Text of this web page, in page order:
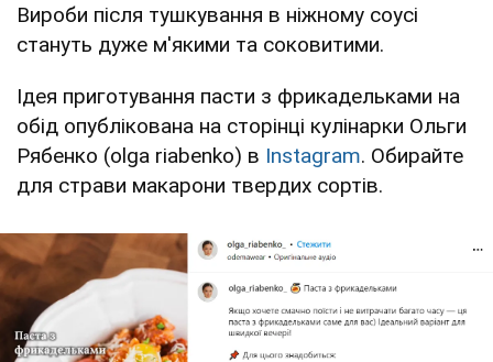
Вироби після тушкування в ніжному соусі
стануть дуже м'якими та соковитими.
Ідея приготування пасти з фрикадельками на
обід опублікована на сторінці кулінарки Ольги
Рябенко (olga riabenko) в Instagram. Обирайте
для страви макарони твердих сортів.